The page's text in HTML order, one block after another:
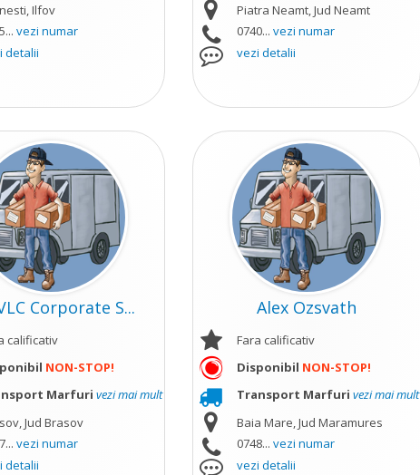
Ilfov
vezi numar
detalii
Piatra Neamt, Jud Neamt
0740... vezi numar
vezi detalii
Corporate S...
calificativ
NON-STOP!
Marfuri vezi mai mult
Jud Brasov
vezi numar
detalii
Alex Ozsvath
Fara calificativ
Disponibil NON-STOP!
Transport Marfuri vezi mai mult
Baia Mare, Jud Maramures
0748... vezi numar
vezi detalii